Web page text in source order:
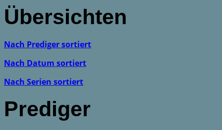
Übersichten
Nach Prediger sortiert
Nach Datum sortiert
Nach Serien sortiert
Prediger